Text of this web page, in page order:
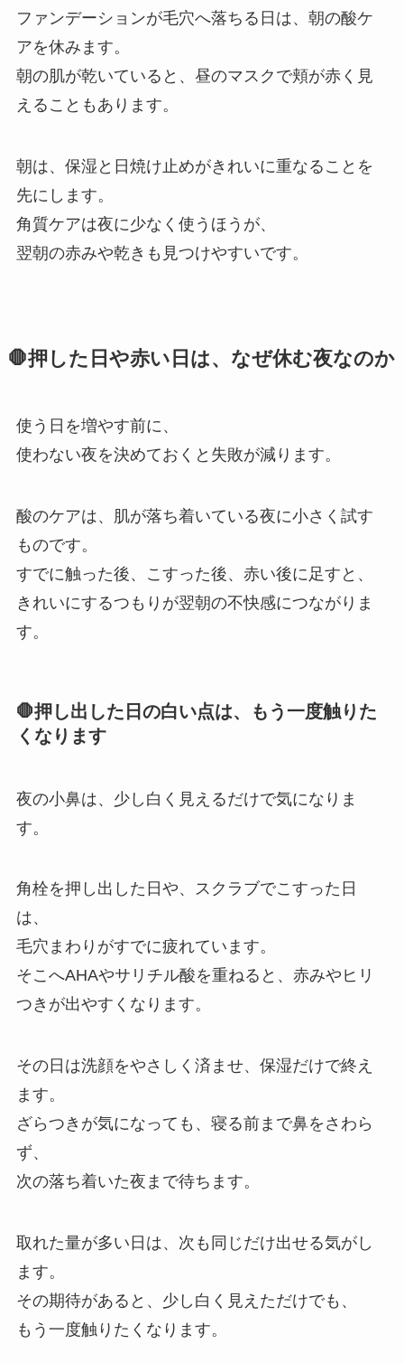
ファンデーションが毛穴へ落ちる日は、朝の酸ケ
アを休みます。
朝の肌が乾いていると、昼のマスクで頬が赤く見
えることもあります。
朝は、保湿と日焼け止めがきれいに重なることを
先にします。
角質ケアは夜に少なく使うほうが、
翌朝の赤みや乾きも見つけやすいです。
🛑押した日や赤い日は、なぜ休む夜なのか
使う日を増やす前に、
使わない夜を決めておくと失敗が減ります。
酸のケアは、肌が落ち着いている夜に小さく試す
ものです。
すでに触った後、こすった後、赤い後に足すと、
きれいにするつもりが翌朝の不快感につながりま
す。
🛑押し出した日の白い点は、もう一度触りた
くなります
夜の小鼻は、少し白く見えるだけで気になりま
す。
角栓を押し出した日や、スクラブでこすった日
は、
毛穴まわりがすでに疲れています。
そこへAHAやサリチル酸を重ねると、赤みやヒリ
つきが出やすくなります。
その日は洗顔をやさしく済ませ、保湿だけで終え
ます。
ざらつきが気になっても、寝る前まで鼻をさわら
ず、
次の落ち着いた夜まで待ちます。
取れた量が多い日は、次も同じだけ出せる気がし
ます。
その期待があると、少し白く見えただけでも、
もう一度触りたくなります。